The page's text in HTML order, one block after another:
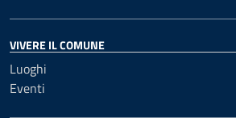
VIVERE IL COMUNE
Luoghi
Eventi